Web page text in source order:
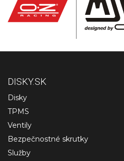
DISKY.SK
Disky
TPMS
Ventily
Bezpečnostné skrutky
Služby